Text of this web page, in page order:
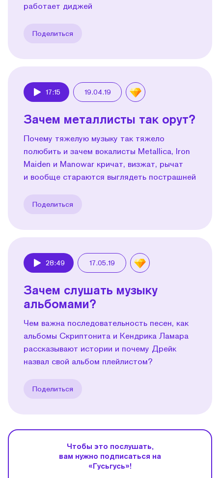
работает диджей
Поделиться
17:15 19.04.19
Зачем металлисты так орут?
Почему тяжелую музыку так тяжело
полюбить и зачем вокалисты Metallica, Iron
Maiden и Manowar кричат, визжат, рычат
и вообще стараются выглядеть пострашней
Поделиться
28:49 17.05.19
Зачем слушать музыку
альбомами?
Чем важна последовательность песен, как
альбомы Скриптонита и Кендрика Ламара
рассказывают истории и почему Дрейк
назвал свой альбом плейлистом?
Поделиться
Чтобы это послушать,
вам нужно подписаться на
«Гусьгусь»!